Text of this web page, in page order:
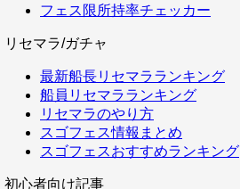
フェス限所持率チェッカー
リセマラ/ガチャ
最新船長リセマラランキング
船員リセマラランキング
リセマラのやり方
スゴフェス情報まとめ
スゴフェスおすすめランキング
初心者向け記事